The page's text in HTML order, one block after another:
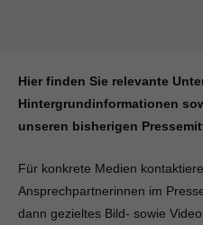
Hier finden Sie relevante
Hintergrundinformationen
unseren bisherigen
Für konkrete Medien
Ansprechpartnerinnen im
dann gezieltes Bild- sowie